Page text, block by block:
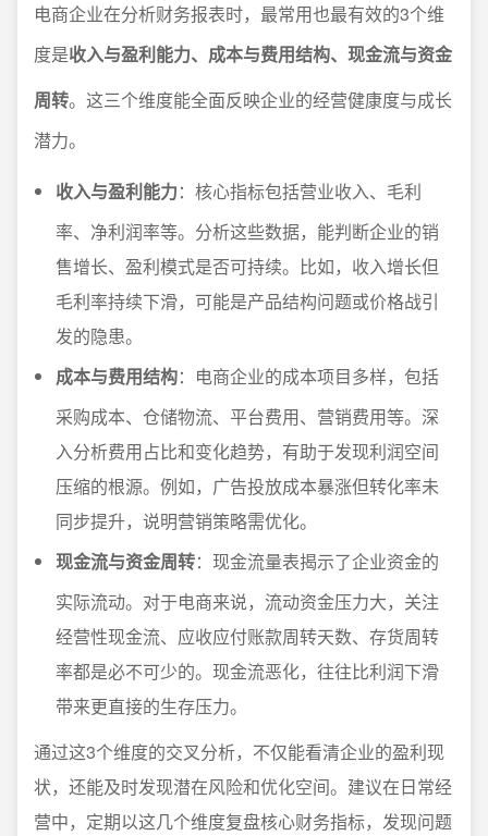
电商企业在分析财务报表时，最常用也最有效的3个维
度是收入与盈利能力、成本与费用结构、现金流与资金
周转。这三个维度能全面反映企业的经营健康度与成长
潜力。
收入与盈利能力：核心指标包括营业收入、毛利
率、净利润率等。分析这些数据，能判断企业的销
售增长、盈利模式是否可持续。比如，收入增长但
毛利率持续下滑，可能是产品结构问题或价格战引
发的隐患。
成本与费用结构：电商企业的成本项目多样，包括
采购成本、仓储物流、平台费用、营销费用等。深
入分析费用占比和变化趋势，有助于发现利润空间
压缩的根源。例如，广告投放成本暴涨但转化率未
同步提升，说明营销策略需优化。
现金流与资金周转：现金流量表揭示了企业资金的
实际流动。对于电商来说，流动资金压力大，关注
经营性现金流、应收应付账款周转天数、存货周转
率都是必不可少的。现金流恶化，往往比利润下滑
带来更直接的生存压力。
通过这3个维度的交叉分析，不仅能看清企业的盈利现
状，还能及时发现潜在风险和优化空间。建议在日常经
营中，定期以这几个维度复盘核心财务指标，发现问题